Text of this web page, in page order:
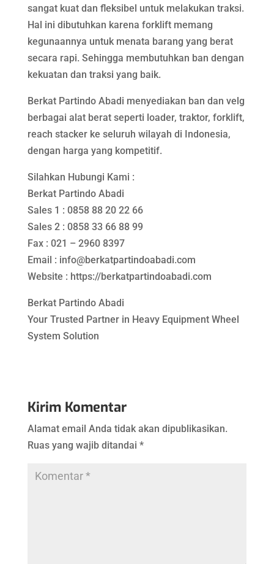
sangat kuat dan fleksibel untuk melakukan traksi.
Hal ini dibutuhkan karena forklift memang
kegunaannya untuk menata barang yang berat
secara rapi. Sehingga membutuhkan ban dengan
kekuatan dan traksi yang baik.
Berkat Partindo Abadi menyediakan ban dan velg
berbagai alat berat seperti loader, traktor, forklift,
reach stacker ke seluruh wilayah di Indonesia,
dengan harga yang kompetitif.
Silahkan Hubungi Kami :
Berkat Partindo Abadi
Sales 1 : 0858 88 20 22 66
Sales 2 : 0858 33 66 88 99
Fax : 021 – 2960 8397
Email : info@berkatpartindoabadi.com
Website : https://berkatpartindoabadi.com
Berkat Partindo Abadi
Your Trusted Partner in Heavy Equipment Wheel
System Solution
Kirim Komentar
Alamat email Anda tidak akan dipublikasikan.
Ruas yang wajib ditandai *